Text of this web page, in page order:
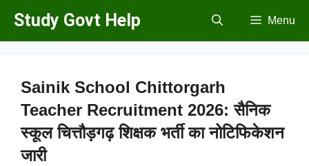
Skip
Study Govt Help Menu
Sainik School Chittorgarh
Teacher Recruitment 2026: सैनिक
स्कूल चित्तौड़गढ़ शिक्षक भर्ती का नोटिफिकेशन
जारी